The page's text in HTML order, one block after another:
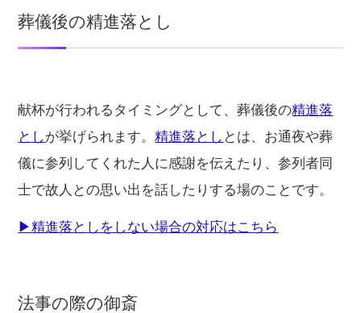
葬儀後の精進落とし
献杯が行われるタイミングとして、葬儀後の精進落
としが挙げられます。精進落とし とは、お通夜や葬
儀に参列してくれた人に感謝を伝えたり、参列者同
士で故人との思い出を話したりする場のことです。
▶精進落としをしない場合の対応はこちら
法事の際の御斎